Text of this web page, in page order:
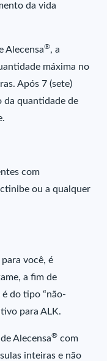
da vida
Alecensa®, a
máxima no
Após 7 (sete)
da quantidade de
com
ou a qualquer
você, é
a fim de
do tipo “não-
para ALK.
Alecensa® com
inteiras e não